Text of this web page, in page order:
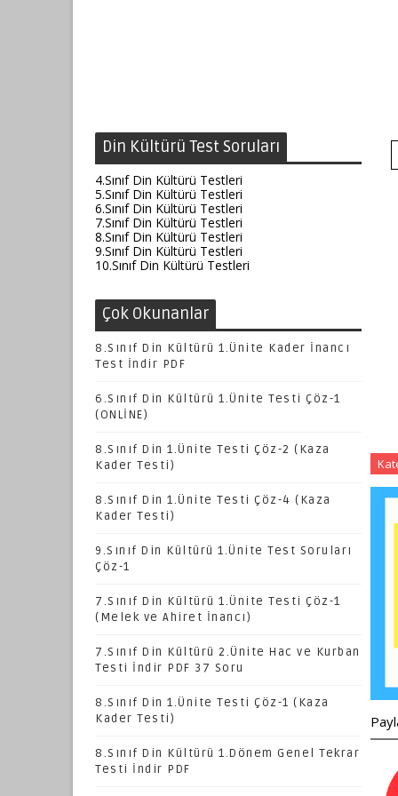
Din Kültürü Test Soruları
4.Sınıf Din Kültürü Testleri
5.Sınıf Din Kültürü Testleri
6.Sınıf Din Kültürü Testleri
7.Sınıf Din Kültürü Testleri
8.Sınıf Din Kültürü Testleri
9.Sınıf Din Kültürü Testleri
10.Sınıf Din Kültürü Testleri
Çok Okunanlar
8.Sınıf Din Kültürü 1.Ünite Kader İnancı
Test İndir PDF
6.Sınıf Din Kültürü 1.Ünite Testi Çöz-1
(ONLİNE)
8.Sınıf Din 1.Ünite Testi Çöz-2 (Kaza
Kader Testi)
8.Sınıf Din 1.Ünite Testi Çöz-4 (Kaza
Kader Testi)
9.Sınıf Din Kültürü 1.Ünite Test Soruları
Çöz-1
7.Sınıf Din Kültürü 1.Ünite Testi Çöz-1
(Melek ve Ahiret İnancı)
7.Sınıf Din Kültürü 2.Ünite Hac ve Kurban
Testi İndir PDF 37 Soru
8.Sınıf Din 1.Ünite Testi Çöz-1 (Kaza
Kader Testi)
8.Sınıf Din Kültürü 1.Dönem Genel Tekrar
Testi İndir PDF